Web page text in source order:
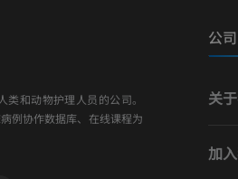
类和动物护理人员的公司。
例协作数据库、在线课程为
公司
关
加